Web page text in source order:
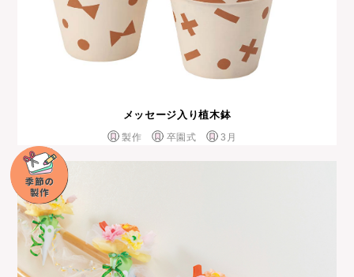
メッセージ入り植木鉢
製作 卒園式 3月